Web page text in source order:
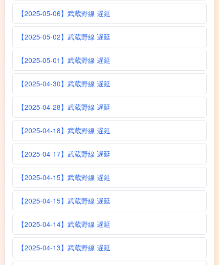
【2025-05-06】武蔵野線 遅延
【2025-05-02】武蔵野線 遅延
【2025-05-01】武蔵野線 遅延
【2025-04-30】武蔵野線 遅延
【2025-04-28】武蔵野線 遅延
【2025-04-18】武蔵野線 遅延
【2025-04-17】武蔵野線 遅延
【2025-04-15】武蔵野線 遅延
【2025-04-15】武蔵野線 遅延
【2025-04-14】武蔵野線 遅延
【2025-04-13】武蔵野線 遅延